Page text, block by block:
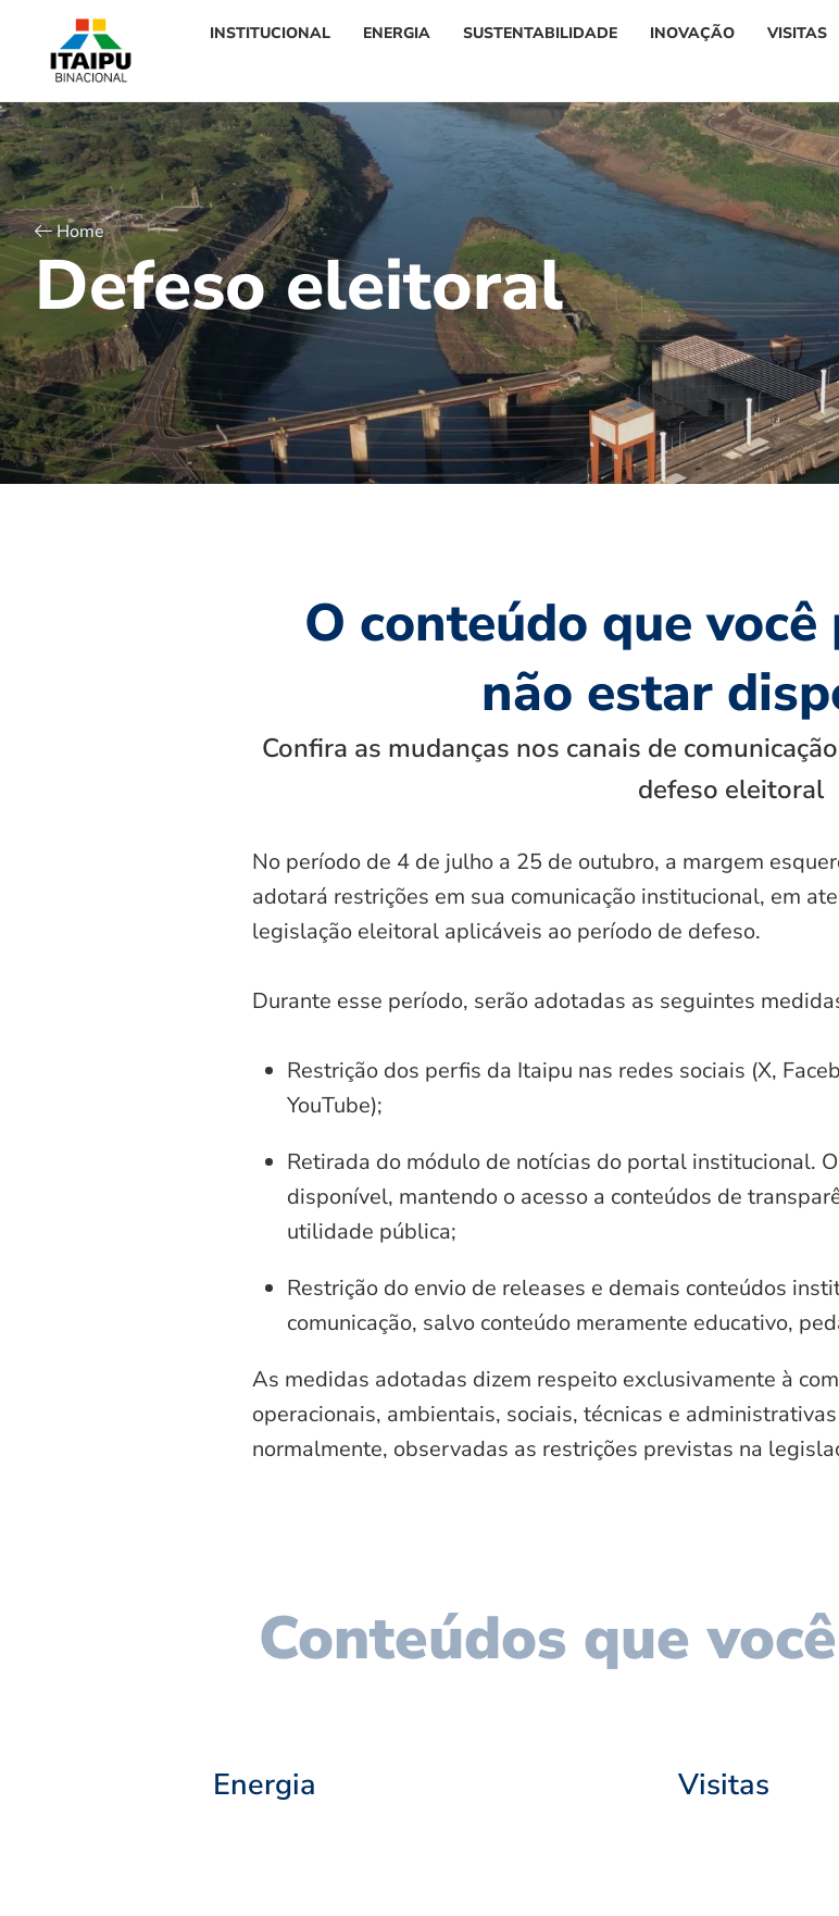
INSTITUCIONAL ENERGIA SUSTENTABILIDADE INOVAÇÃO VISITAS
Home
Defeso eleitoral
O conteúdo que
não estar
Confira as mudanças nos canais de
defeso eleitoral
No período de 4 de julho a 25 de outubro, a margem
adotará restrições em sua comunicação institucional, em
legislação eleitoral aplicáveis ao período de defeso.
Durante esse período, serão adotadas as seguintes
Restrição dos perfis da Itaipu nas redes sociais (X,
YouTube);
Retirada do módulo de notícias do portal institucional.
disponível, mantendo o acesso a conteúdos de
utilidade pública;
Restrição do envio de releases e demais conteúdos
comunicação, salvo conteúdo meramente educativo,
As medidas adotadas dizem respeito exclusivamente à
operacionais, ambientais, sociais, técnicas e
normalmente, observadas as restrições previstas na
Conteúdos que
Energia Visitas